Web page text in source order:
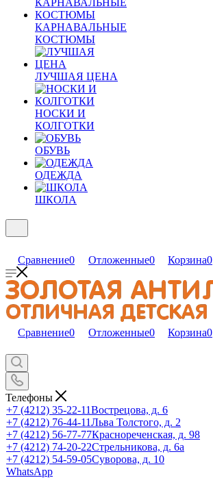
КАРНАВАЛЬНЫЕ
КОСТЮМЫ
ЛУЧШАЯ ЦЕНА
НОСКИ И
КОЛГОТКИ
ОБУВЬ
ОДЕЖДА
ШКОЛА
Сравнение0 Отложенные0 Корзина0
Сравнение0 Отложенные0 Корзина0
Телефоны
+7 (4212) 35-22-11Вострецова, д. 6
+7 (4212) 76-44-11Льва Толстого, д. 2
+7 (4212) 56-77-77Краснореченская, д. 98
+7 (4212) 74-20-22Стрельникова, д. 6а
+7 (4212) 54-59-05Суворова, д. 10
WhatsApp